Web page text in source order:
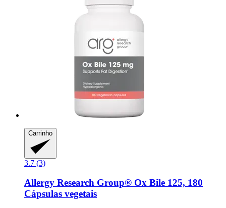
Carrinho
3.7 (3)
Allergy Research Group® Ox Bile 125, 180
Cápsulas vegetais